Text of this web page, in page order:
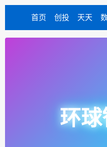
首页 创投 天天
环球